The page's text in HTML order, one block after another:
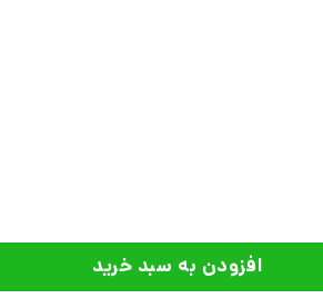
نگاه معاصر عدد
افزودن به سبد خرید